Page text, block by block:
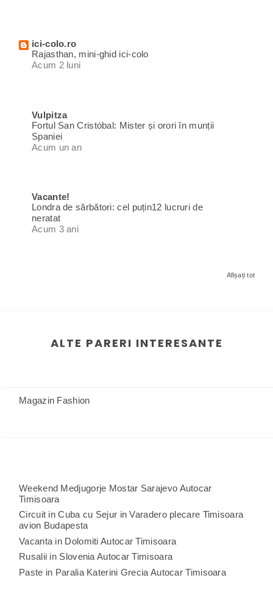
ici-colo.ro
Rajasthan, mini-ghid ici-colo
Acum 2 luni
Vulpitza
Fortul San Cristóbal: Mister și orori în munții
Spaniei
Acum un an
Vacante!
Londra de sărbători: cel puțin12 lucruri de
neratat
Acum 3 ani
Afișați tot
ALTE PARERI INTERESANTE
Magazin Fashion
Weekend Medjugorje Mostar Sarajevo Autocar
Timisoara
Circuit in Cuba cu Sejur in Varadero plecare Timisoara
avion Budapesta
Vacanta in Dolomiti Autocar Timisoara
Rusalii in Slovenia Autocar Timisoara
Paste in Paralia Katerini Grecia Autocar Timisoara